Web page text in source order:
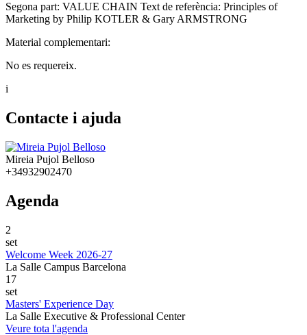
Segona part: VALUE CHAIN Text de referència: Principles of
Marketing by Philip KOTLER & Gary ARMSTRONG
Material complementari:
No es requereix.
i
Contacte i ajuda
Mireia Pujol Belloso
+34932902470
Agenda
2
set
Welcome Week 2026-27
La Salle Campus Barcelona
17
set
Masters' Experience Day
La Salle Executive & Professional Center
Veure tota l'agenda